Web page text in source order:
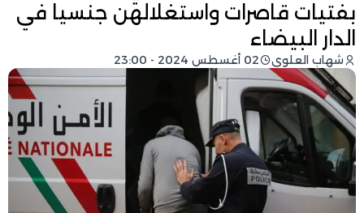
بفتيات قاصرات واستغلالهن جنسيا في
الدار البيضاء
شهاب العلوي 02 أغسطس 2024 - 23:00